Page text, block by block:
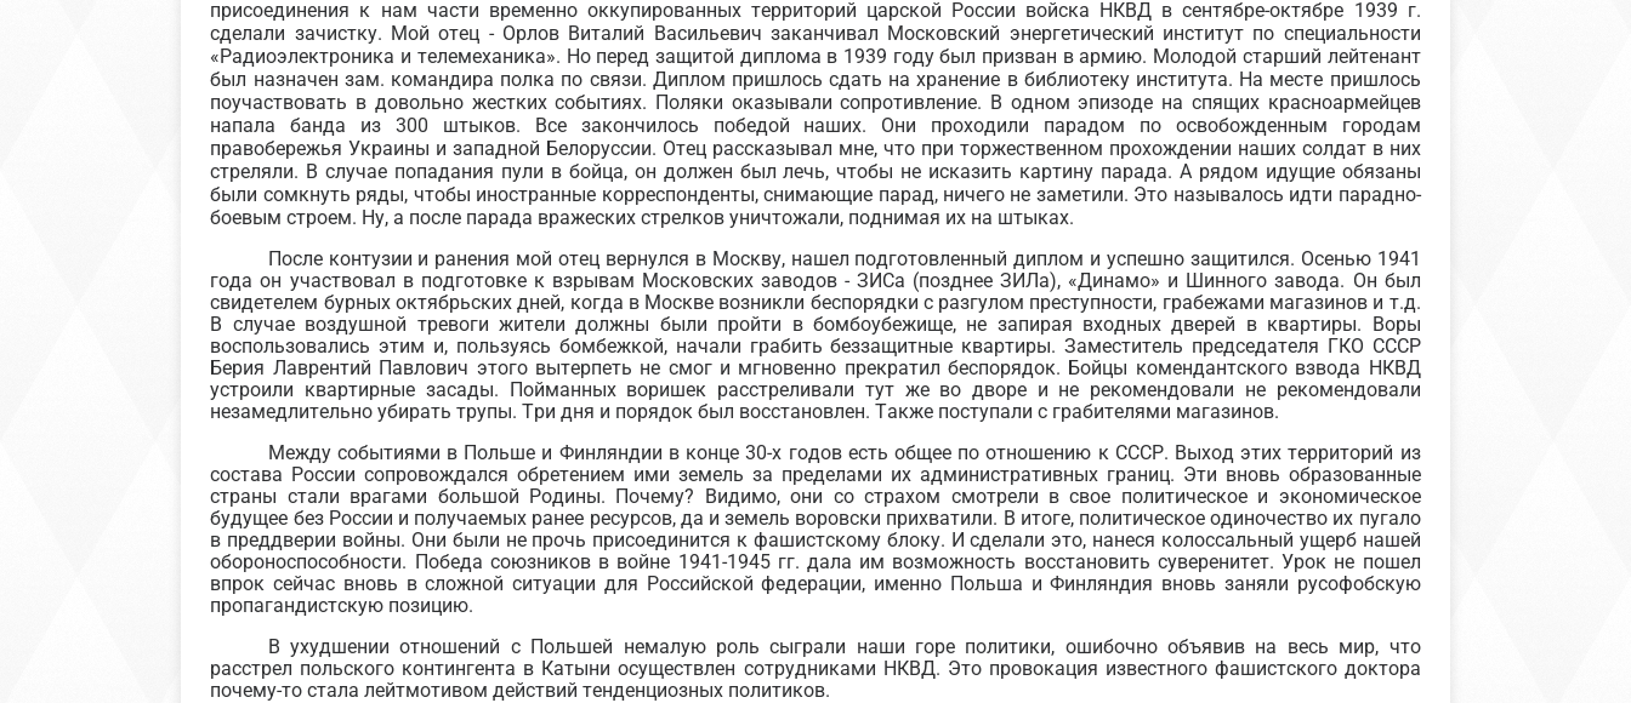
присоединения к нам части временно оккупированных территорий царской России войска НКВД в сентябре-октябре 1939 г.
сделали зачистку. Мой отец - Орлов Виталий Васильевич заканчивал Московский энергетический институт по специальности
«Радиоэлектроника и телемеханика». Но перед защитой диплома в 1939 году был призван в армию. Молодой старший лейтенант
был назначен зам. командира полка по связи. Диплом пришлось сдать на хранение в библиотеку института. На месте пришлось
поучаствовать в довольно жестких событиях. Поляки оказывали сопротивление. В одном эпизоде на спящих красноармейцев
напала банда из 300 штыков. Все закончилось победой наших. Они проходили парадом по освобожденным городам
правобережья Украины и западной Белоруссии. Отец рассказывал мне, что при торжественном прохождении наших солдат в них
стреляли. В случае попадания пули в бойца, он должен был лечь, чтобы не исказить картину парада. А рядом идущие обязаны
были сомкнуть ряды, чтобы иностранные корреспонденты, снимающие парад, ничего не заметили. Это называлось идти парадно-
боевым строем. Ну, а после парада вражеских стрелков уничтожали, поднимая их на штыках.
После контузии и ранения мой отец вернулся в Москву, нашел подготовленный диплом и успешно защитился. Осенью 1941
года он участвовал в подготовке к взрывам Московских заводов - ЗИСа (позднее ЗИЛа), «Динамо» и Шинного завода. Он был
свидетелем бурных октябрьских дней, когда в Москве возникли беспорядки с разгулом преступности, грабежами магазинов и т.д.
В случае воздушной тревоги жители должны были пройти в бомбоубежище, не запирая входных дверей в квартиры. Воры
воспользовались этим и, пользуясь бомбежкой, начали грабить беззащитные квартиры. Заместитель председателя ГКО СССР
Берия Лаврентий Павлович этого вытерпеть не смог и мгновенно прекратил беспорядок. Бойцы комендантского взвода НКВД
устроили квартирные засады. Пойманных воришек расстреливали тут же во дворе и не рекомендовали не рекомендовали
незамедлительно убирать трупы. Три дня и порядок был восстановлен. Также поступали с грабителями магазинов.
Между событиями в Польше и Финляндии в конце 30-х годов есть общее по отношению к СССР. Выход этих территорий из
состава России сопровождался обретением ими земель за пределами их административных границ. Эти вновь образованные
страны стали врагами большой Родины. Почему? Видимо, они со страхом смотрели в свое политическое и экономическое
будущее без России и получаемых ранее ресурсов, да и земель воровски прихватили. В итоге, политическое одиночество их пугало
в преддверии войны. Они были не прочь присоединится к фашистскому блоку. И сделали это, нанеся колоссальный ущерб нашей
обороноспособности. Победа союзников в войне 1941-1945 гг. дала им возможность восстановить суверенитет. Урок не пошел
впрок сейчас вновь в сложной ситуации для Российской федерации, именно Польша и Финляндия вновь заняли русофобскую
пропагандистскую позицию.
В ухудшении отношений с Польшей немалую роль сыграли наши горе политики, ошибочно объявив на весь мир, что
расстрел польского контингента в Катыни осуществлен сотрудниками НКВД. Это провокация известного фашистского доктора
почему-то стала лейтмотивом действий тенденциозных политиков.